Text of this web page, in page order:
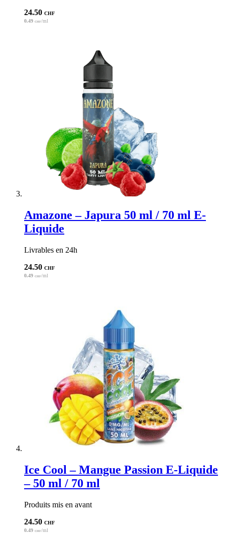
24.50 CHF
0.49 CHF/ml
Amazone – Japura 50 ml / 70 ml E-
Liquide
Livrables en 24h
24.50 CHF
0.49 CHF/ml
Ice Cool – Mangue Passion E-Liquide
– 50 ml / 70 ml
Produits mis en avant
24.50 CHF
0.49 CHF/ml